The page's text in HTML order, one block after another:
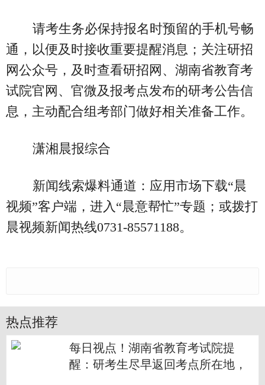
请考生务必保持报名时预留的手机号畅
通，以便及时接收重要提醒消息；关注研招
网公众号，及时查看研招网、湖南省教育考
试院官网、官微及报考点发布的研考公告信
息，主动配合组考部门做好相关准备工作。
潇湘晨报综合
新闻线索爆料通道：应用市场下载“晨
视频”客户端，进入“晨意帮忙”专题；或拨打
晨视频新闻热线0731-85571188。
热点推荐
每日视点！湖南省教育考试院提
醒：研考生尽早返回考点所在地，